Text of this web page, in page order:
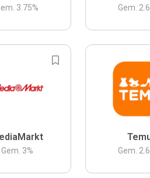
3.75% Gem.
Gem. 3% Gem.